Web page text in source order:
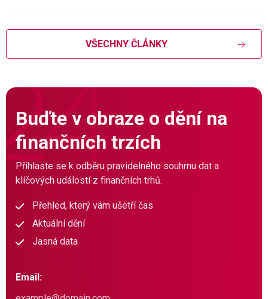
VŠECHNY ČLÁNKY
Buďte v obraze o dění na
finančních trzích
Přihlaste se k odběru pravidelného souhrnu dat a
klíčových událostí z finančních trhů.
Přehled, který vám ušetří čas
Aktuální dění
Jasná data
Email: